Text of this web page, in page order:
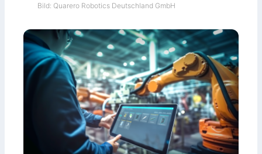
Bild: Quarero Robotics Deutschland GmbH